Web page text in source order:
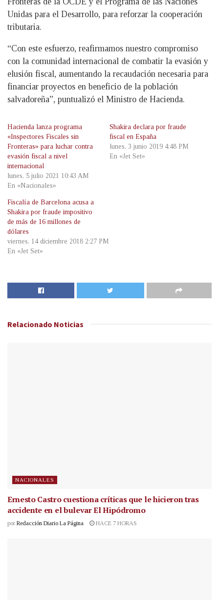
Unidas para el Desarrollo, para reforzar la cooperación
tributaria.
“Con este esfuerzo, reafirmamos nuestro compromiso
con la comunidad internacional de combatir la evasión y
elusión fiscal, aumentando la recaudación necesaria para
financiar proyectos en beneficio de la población
salvadoreña”, puntualizó el Ministro de Hacienda.
Hacienda lanza programa
«Inspectores Fiscales sin
Fronteras» para luchar contra
evasión fiscal a nivel
internacional
lunes, 5 julio 2021 10:43 AM
En «Nacionales»
Shakira declara por fraude
fiscal en España
lunes, 3 junio 2019 4:48 PM
En «Jet Set»
Fiscalía de Barcelona acusa a
Shakira por fraude impositivo
de más de 16 millones de
dólares
viernes, 14 diciembre 2018 2:27 PM
En «Jet Set»
Relacionado Noticias
NACIONALES
Ernesto Castro cuestiona críticas que le hicieron tras
accidente en el bulevar El Hipódromo
por Redacción Diario La Página HACE 7 HORAS